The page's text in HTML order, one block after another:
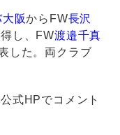
大阪からFW長沢
し、FW渡邉千真
した。両クラブ
式HPでコメント